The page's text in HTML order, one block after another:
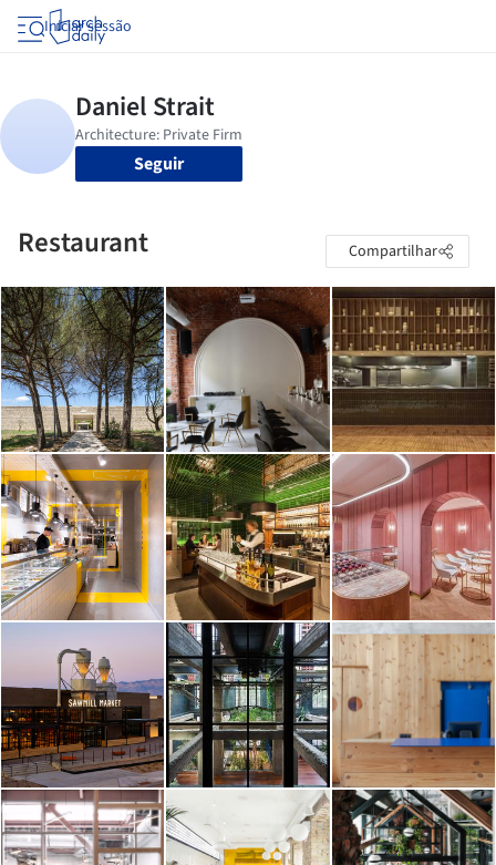
Iniciar sessão
Seguir
Restaurant Compartilhar